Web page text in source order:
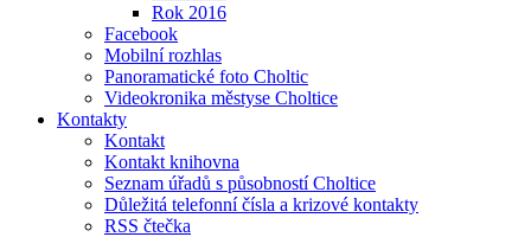
Rok 2016
Facebook
Mobilní rozhlas
Panoramatické foto Choltic
Videokronika městyse Choltice
Kontakty
Kontakt
Kontakt knihovna
Seznam úřadů s působností Choltice
Důležitá telefonní čísla a krizové kontakty
RSS čtečka